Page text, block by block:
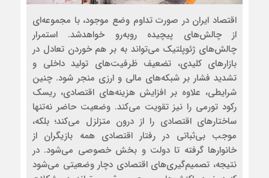
اقتصاد ایران در صورت تداوم وضع موجود، با مجموعه‌ای
از چالش‌های پیچیده روبه‌رو خواهدشد. استمرار
چالش‌های ژئوپلتیک می‌تواند به بر هم خوردن تعادل در
بازارهای کلیدی، تضعیف ظرفیت‌های تولید داخلی و
تشدید فشار بر شبکه‌های مالی و ارزی منجر شود. چنین
شرایطی، علاوه بر افزایش هزینه‌های اقتصادی، ریسک
رکود تورمی را نیز تقویت می‌کند. وضعیت حاضر نه‌تنها
ساختارهای اقتصادی را از درون متزلزل می‌کند؛ بلکه،
موجب بی‌ثباتی در رفتار اقتصادی همه بازیگران از
خانوارها گرفته تا دولت و بخش خصوصی می‌شود. در
نتیجه، تصمیم‌گیری‌های اقتصادی دچار وضعیتی می‌شود